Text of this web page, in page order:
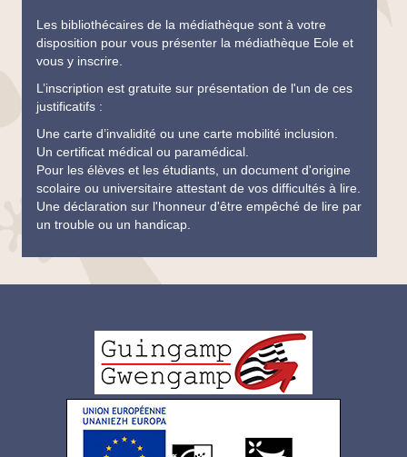
Les bibliothécaires de la médiathèque sont à votre
disposition pour vous présenter la médiathèque Eole et
vous y inscrire.
L’inscription est gratuite sur présentation de l'un de ces
justificatifs :
Une carte d’invalidité ou une carte mobilité inclusion.
Un certificat médical ou paramédical.
Pour les élèves et les étudiants, un document d'origine
scolaire ou universitaire attestant de vos difficultés à lire.
Une déclaration sur l'honneur d'être empêché de lire par
un trouble ou un handicap.
de
page